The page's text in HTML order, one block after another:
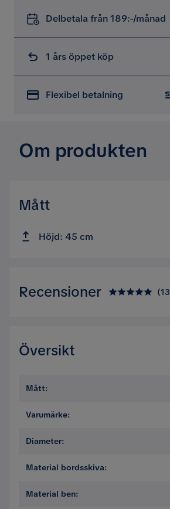
Delbetala från 189:-/månad
1 års öppet köp
Flexibel betalning
Om produkten
Mått
Höjd: 45 cm
Recensioner (13
O Omar
Otroligt nöjd!
2 år sedan
Översikt
Mått:
Varumärke:
Diameter:
Material bordsskiva:
Material ben: